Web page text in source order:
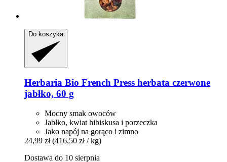
Do koszyka
Herbaria Bio French Press herbata czerwone
jabłko, 60 g
Mocny smak owoców
Jabłko, kwiat hibiskusa i porzeczka
Jako napój na gorąco i zimno
24,99 zł (416,50 zł / kg)
Dostawa do 10 sierpnia